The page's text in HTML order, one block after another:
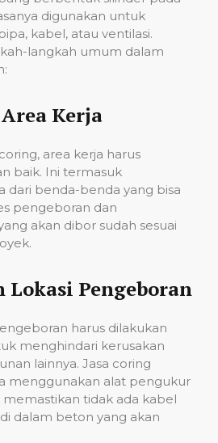
digunakan untuk
kabel, atau ventilasi.
langkah umum dalam
Kerja
area kerja harus
baik. Ini termasuk
dari benda-benda yang bisa
pengeboran dan
akan dibor sudah sesuai
Lokasi Pengeboran
harus dilakukan
menghindari kerusakan
lainnya. Jasa coring
menggunakan alat pengukur
tidak ada kabel
dalam beton yang akan